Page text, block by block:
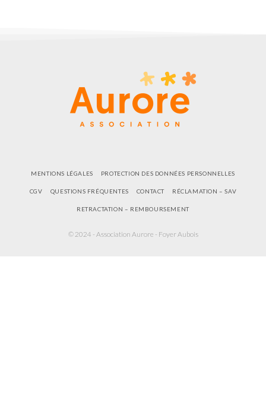
MENTIONS LÉGALES PROTECTION DES DONNÉES PERSONNELLES
CGV QUESTIONS FRÉQUENTES CONTACT RÉCLAMATION – SAV
RETRACTATION – REMBOURSEMENT
© 2024 - Association Aurore - Foyer Aubois